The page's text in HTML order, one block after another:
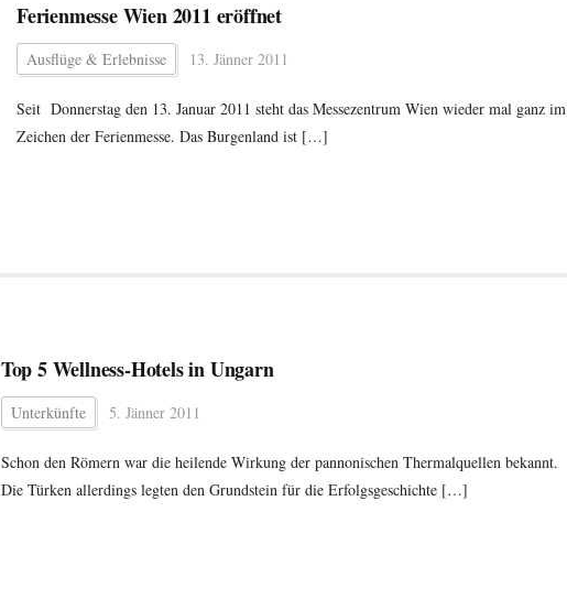
Ferienmesse Wien 2011 eröffnet
Ausflüge & Erlebnisse 13. Jänner 2011
Seit Donnerstag den 13. Januar 2011 steht das Messezentrum Wien wieder mal ganz im
Zeichen der Ferienmesse. Das Burgenland ist […]
Top 5 Wellness-Hotels in Ungarn
Unterkünfte 5. Jänner 2011
Schon den Römern war die heilende Wirkung der pannonischen Thermalquellen bekannt.
Die Türken allerdings legten den Grundstein für die Erfolgsgeschichte […]